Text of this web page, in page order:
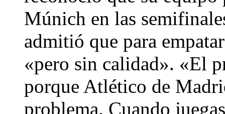
Múnich en las
admitió que para
«pero sin calidad». «El
porque Atlético de
problema. Cuando